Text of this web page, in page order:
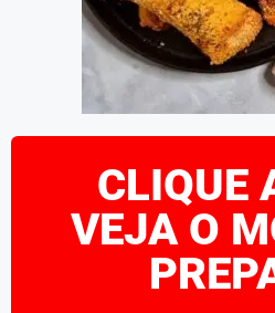
CLIQUE
VEJA O